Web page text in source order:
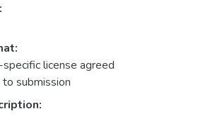
license agreed
to submission